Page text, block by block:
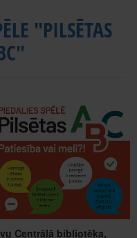
"PILSĒTAS
Centrālā bibliotēka,